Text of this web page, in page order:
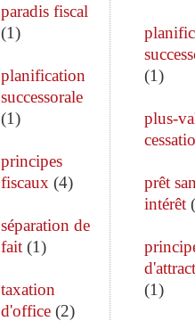
paradis fiscal
(1)
planification
successorale
(1)
principes
fiscaux (4)
séparation de
fait(1)
taxation
d'office(2)
(1)
plus-
prêt
intérêt(
(1)